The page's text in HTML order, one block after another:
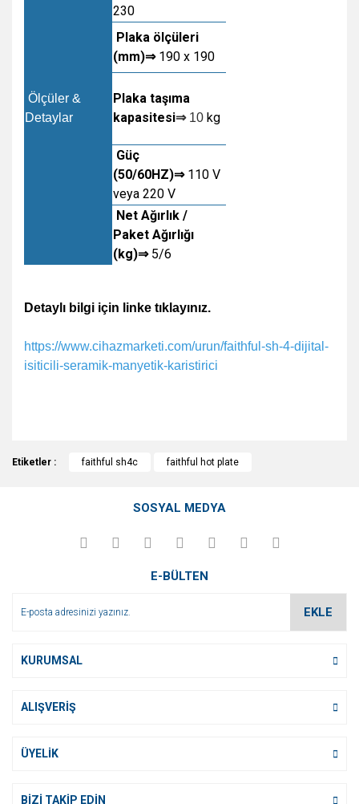
230
Plaka ölçüleri
(mm)⇒ 190 x 190
Ölçüler &
Detaylar
Plaka taşıma
kapasitesi⇒ 10 kg
Güç
(50/60HZ)⇒ 110 V
veya 220 V
Net Ağırlık /
Paket Ağırlığı
(kg)⇒ 5/6
Detaylı bilgi için linke tıklayınız.
https://www.cihazmarketi.com/urun/faithful-sh-4-dijital-
isiticili-seramik-manyetik-karistirici
Bu ürüne ilk yorumu siz yapın!
konularda yetersiz gördüğünüz noktaları öneri formunu
Ürün bilgilerinde hatalar bulunuyor.
Etiketler : faithful sh4c faithful hot plate
SOSYAL MEDYA
E-BÜLTEN
EKLE
KURUMSAL
ALIŞVERİŞ
ÜYELİK
BİZİ TAKİP EDİN